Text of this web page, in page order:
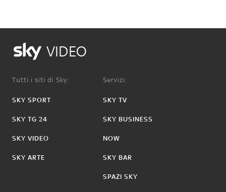
VIDEO
Tutti i siti di Sky:
SKY SPORT
SKY TG 24
SKY VIDEO
SKY ARTE
Servizi:
SKY TV
SKY BUSINESS
NOW
SKY BAR
SPAZI SKY